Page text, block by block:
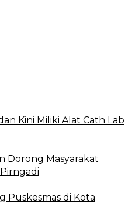
Kini Miliki Alat Cath Lab
Dorong Masyarakat
Puskesmas di Kota